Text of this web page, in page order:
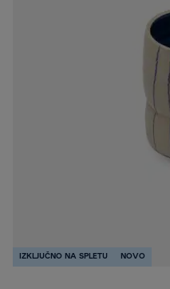
IZKLJUČNO NA SPLETU NOVO